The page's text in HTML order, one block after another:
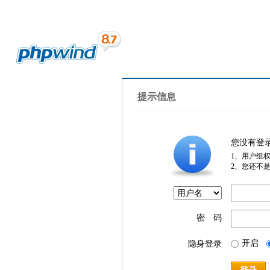
提示信息
您没有登
1、用户组
2、您还不
密 码
隐身登录 开启